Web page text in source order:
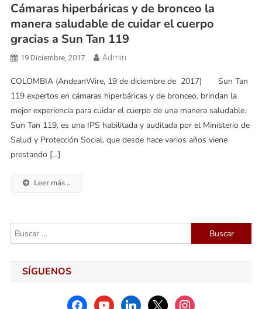
Cámaras hiperbáricas y de bronceo la
manera saludable de cuidar el cuerpo
gracias a Sun Tan 119
19 Diciembre, 2017 Admin
COLOMBIA (AndeanWire, 19 de diciembre de 2017) Sun Tan
119 expertos en cámaras hiperbáricas y de bronceo, brindan la
mejor experiencia para cuidar el cuerpo de una manera saludable.
Sun Tan 119, es una IPS habilitada y auditada por el Ministerio de
Salud y Protección Social, que desde hace varios años viene
prestando […]
Leer más ..
Buscar:
SÍGUENOS
facebookyoutubelinkedinx instagram